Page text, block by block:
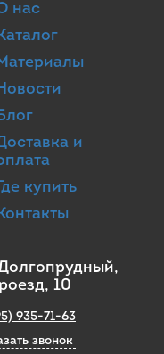
нас
и
купить
10
935-71-63
звонок